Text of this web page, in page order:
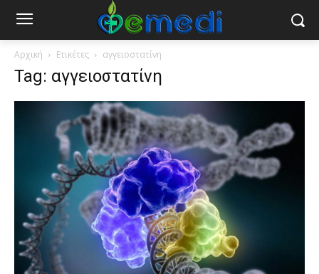
Αρχική Ετικέτες αγγειοστατίνη
Tag: αγγειοστατίνη